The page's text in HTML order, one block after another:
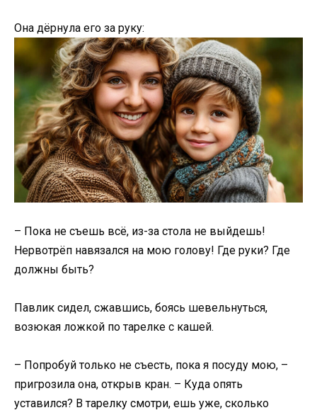
Она дёрнула его за руку:
– Пока не съешь всё, из-за стола не выйдешь!
Нервотрёп навязался на мою голову! Где руки? Где
должны быть?
Павлик сидел, сжавшись, боясь шевельнуться,
возюкая ложкой по тарелке с кашей.
– Попробуй только не съесть, пока я посуду мою, –
пригрозила она, открыв кран. – Куда опять
уставился? В тарелку смотри, ешь уже, сколько